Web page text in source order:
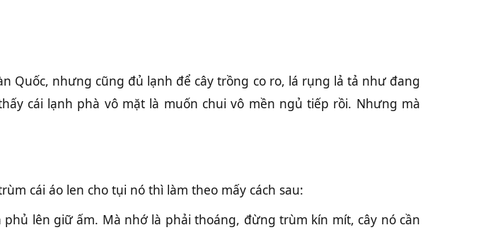
Quốc, nhưng cũng đủ lạnh để cây trồng co ro, lá rụng lả tả như đang
cái lạnh phà vô mặt là muốn chui vô mền ngủ tiếp rồi. Nhưng mà
cái áo len cho tụi nó thì làm theo mấy cách sau:
lên giữ ấm. Mà nhớ là phải thoáng, đừng trùm kín mít, cây nó cần